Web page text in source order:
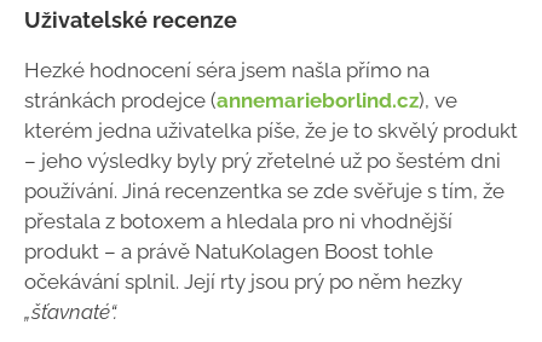
Uživatelské recenze
Hezké hodnocení séra jsem našla přímo na
stránkách prodejce (annemarieborlind.cz), ve
kterém jedna uživatelka píše, že je to skvělý produkt
– jeho výsledky byly prý zřetelné už po šestém dni
používání. Jiná recenzentka se zde svěřuje s tím, že
přestala z botoxem a hledala pro ni vhodnější
produkt – a právě NatuKolagen Boost tohle
očekávání splnil. Její rty jsou prý po něm hezky
„šťavnaté“.